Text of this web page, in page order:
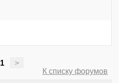
1
>
К списку форумов